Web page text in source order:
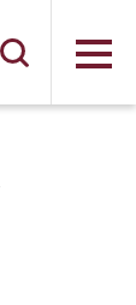
Menu